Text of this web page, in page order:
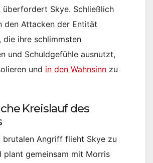
überfordert Skye. Schließlich
den Attacken der Entität
die ihre schlimmsten
und Schuldgefühle ausnutzt,
und in den Wahnsinn zu
Kreislauf des
brutalen Angriff flieht Skye zu
plant gemeinsam mit Morris